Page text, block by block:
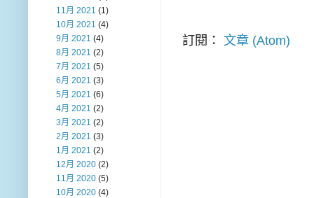
訂閱： 文章 (Atom)
11月 2021 (1)
10月 2021 (4)
9月 2021 (4)
8月 2021 (2)
7月 2021 (5)
6月 2021 (3)
5月 2021 (6)
4月 2021 (2)
3月 2021 (2)
2月 2021 (3)
1月 2021 (2)
12月 2020 (2)
11月 2020 (5)
10月 2020 (4)